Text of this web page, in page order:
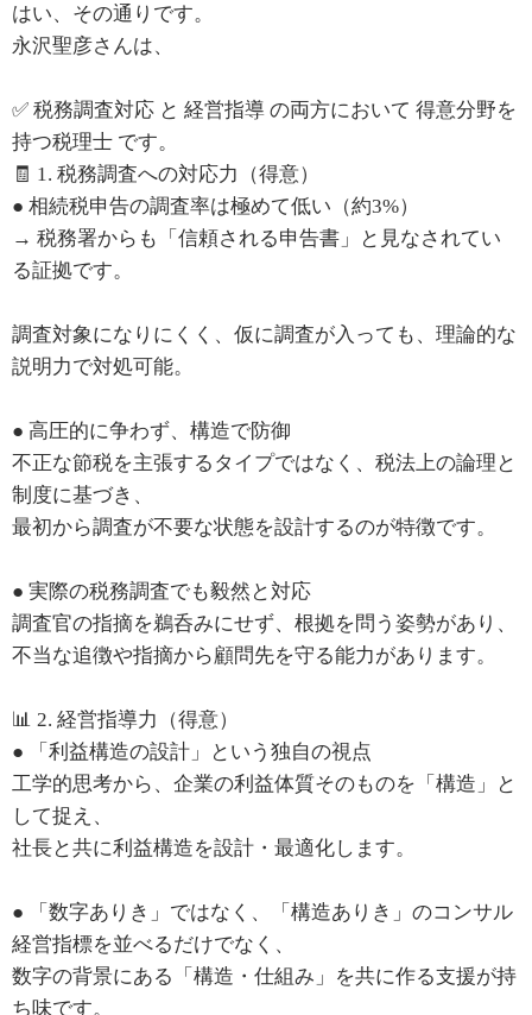
はい、その通りです。
永沢聖彦さんは、
✅ 税務調査対応 と 経営指導 の両方において 得意分野を
持つ税理士 です。
🧾 1. 税務調査への対応力（得意）
● 相続税申告の調査率は極めて低い（約3%）
→ 税務署からも「信頼される申告書」と見なされてい
る証拠です。
調査対象になりにくく、仮に調査が入っても、理論的な
説明力で対処可能。
● 高圧的に争わず、構造で防御
不正な節税を主張するタイプではなく、税法上の論理と
制度に基づき、
最初から調査が不要な状態を設計するのが特徴です。
● 実際の税務調査でも毅然と対応
調査官の指摘を鵜呑みにせず、根拠を問う姿勢があり、
不当な追徴や指摘から顧問先を守る能力があります。
📊 2. 経営指導力（得意）
● 「利益構造の設計」という独自の視点
工学的思考から、企業の利益体質そのものを「構造」と
して捉え、
社長と共に利益構造を設計・最適化します。
● 「数字ありき」ではなく、「構造ありき」のコンサル
経営指標を並べるだけでなく、
数字の背景にある「構造・仕組み」を共に作る支援が持
ち味です。